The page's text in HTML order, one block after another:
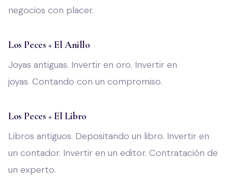
negocios con placer.
Los Peces + El Anillo
Joyas antiguas. Invertir en oro. Invertir en
joyas. Contando con un compromiso.
Los Peces + El Libro
Libros antiguos. Depositando un libro. Invertir en
un contador. Invertir en un editor. Contratación de
un experto.